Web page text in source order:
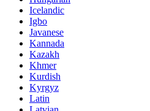
Icelandic
Igbo
Javanese
Kannada
Kazakh
Khmer
Kurdish
Kyrgyz
Latin